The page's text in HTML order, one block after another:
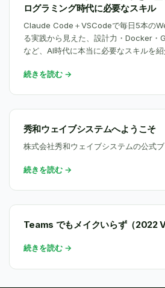
ログラミング時代に必要なスキル
Claude Code＋VSCodeで毎日5本の
る実践から見えた、設計力・Docker・
など、AI時代に本当に必要なスキルを紹
続きを読む →
秀和ウェイブシステムへようこそ
株式会社秀和ウェイブシステムの公式ブ
続きを読む →
Teams でもメイクいらず（2022
続きを読む →